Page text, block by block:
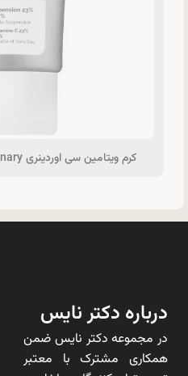
کرم ویتامین سی اوردینری ordinary حجم 30 میل کانادایی
درباره دکتر نایس
در مجموعه دکتر نایس ضمن
همکاری مشترک با معتبر